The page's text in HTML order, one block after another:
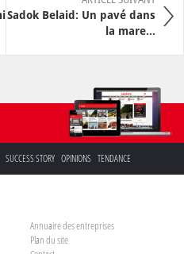
Sadok Belaid: Un pavé dans
la mare...
SUCCESS STORY OPINIONS TENDANCE
Annuaire des entreprises
Plan du site